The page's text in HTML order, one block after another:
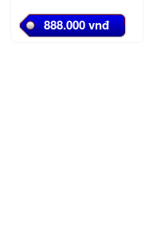
888.000 vnđ